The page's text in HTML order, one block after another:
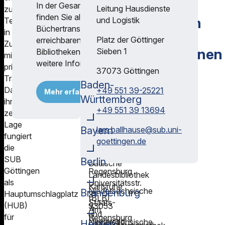
zum
Teil
in
Zusammenarbeit
mit
privaten
Transportdiensten.
Dank
ihrer
zentralen
Lage
fungiert
die
SUB
Göttingen
als
Hauptumschlagplatz
(HUB)
für
In der Gesamtliste
finden Sie alle im
Büchertransport
erreichbaren
Bibliotheken und
weitere Informationen.
Mehr erfahren
Regionalen
Transportzentrum
der
Leihverkehrsregionen
Baden-
Württemberg
Transport-
und
Umladestation
Badische
Landesbibliothek
Karlsruhe
(BLB)
Am
Heegwald
Bayern
Universitätsbibliothek
Regensburg
Universitätsstr.
31
93053
Regensburg
Berlin
Niedersächsische
Staats-
und
Brandenburg
Niedersächsische
Leitung Hausdienste
und Logistik
Platz der Göttinger
Sieben 1
37073 Göttingen
+49 551 39-25221
+49 551 39 13694
lars.ballhause@sub.uni-
goettingen.de